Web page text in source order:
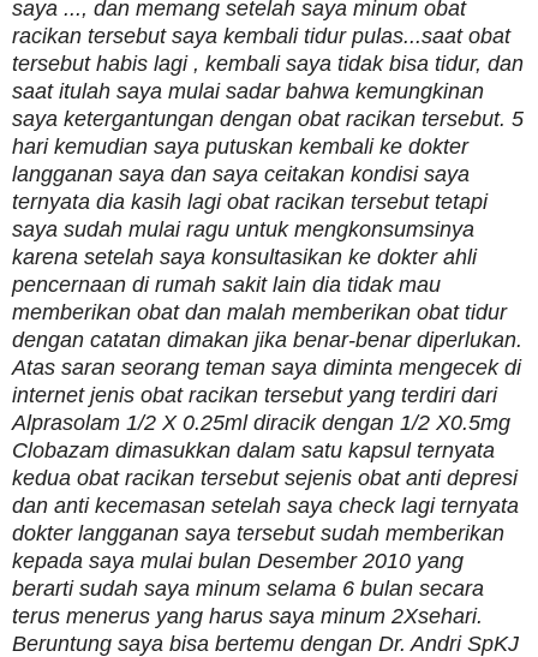
saya ..., dan memang setelah saya minum obat
racikan tersebut saya kembali tidur pulas...saat obat
tersebut habis lagi , kembali saya tidak bisa tidur, dan
saat itulah saya mulai sadar bahwa kemungkinan
saya ketergantungan dengan obat racikan tersebut. 5
hari kemudian saya putuskan kembali ke dokter
langganan saya dan saya ceitakan kondisi saya
ternyata dia kasih lagi obat racikan tersebut tetapi
saya sudah mulai ragu untuk mengkonsumsinya
karena setelah saya konsultasikan ke dokter ahli
pencernaan di rumah sakit lain dia tidak mau
memberikan obat dan malah memberikan obat tidur
dengan catatan dimakan jika benar-benar diperlukan.
Atas saran seorang teman saya diminta mengecek di
internet jenis obat racikan tersebut yang terdiri dari
Alprasolam 1/2 X 0.25ml diracik dengan 1/2 X0.5mg
Clobazam dimasukkan dalam satu kapsul ternyata
kedua obat racikan tersebut sejenis obat anti depresi
dan anti kecemasan setelah saya check lagi ternyata
dokter langganan saya tersebut sudah memberikan
kepada saya mulai bulan Desember 2010 yang
berarti sudah saya minum selama 6 bulan secara
terus menerus yang harus saya minum 2Xsehari.
Beruntung saya bisa bertemu dengan Dr. Andri SpKJ